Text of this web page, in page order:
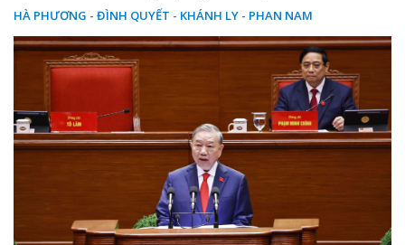
HÀ PHƯƠNG - ĐÌNH QUYẾT - KHÁNH LY - PHAN NAM